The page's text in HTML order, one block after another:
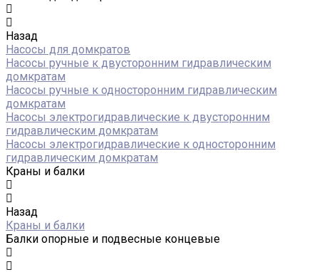
Назад
Насосы для домкратов
Насосы ручные к двусторонним гидравлическим
домкратам
Насосы ручные к односторонним гидравлическим
домкратам
Насосы электрогидравлические к двусторонним
гидравлическим домкратам
Насосы электрогидравлические к односторонним
гидравлическим домкратам
Краны и балки
Назад
Краны и балки
Балки опорные и подвесные концевые